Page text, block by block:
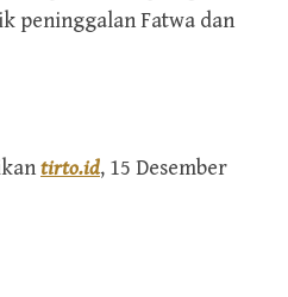
peninggalan Fatwa dan
tirto.id, 15 Desember